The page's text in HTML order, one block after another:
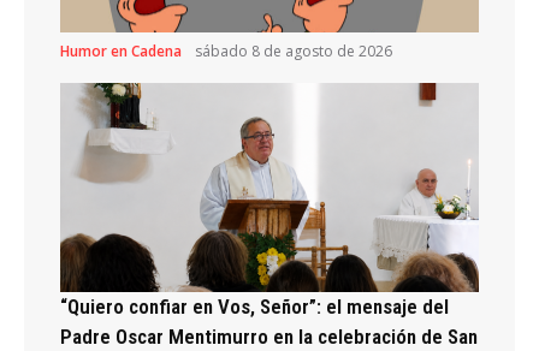
Humor en Cadena sábado 8 de agosto de 2026
“Quiero confiar en Vos, Señor”: el mensaje del
Padre Oscar Mentimurro en la celebración de San